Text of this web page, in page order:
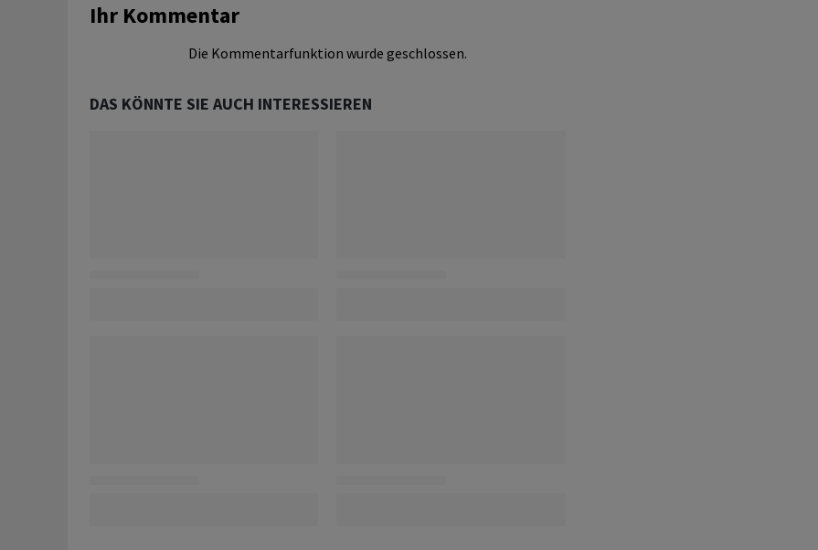
Ihr Kommentar
Die Kommentarfunktion wurde geschlossen.
DAS KÖNNTE SIE AUCH INTERESSIEREN